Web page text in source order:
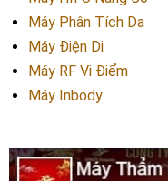
Máy Phân Tích Da
Máy Điện Di
Máy RF Vi Điểm
Máy Inbody